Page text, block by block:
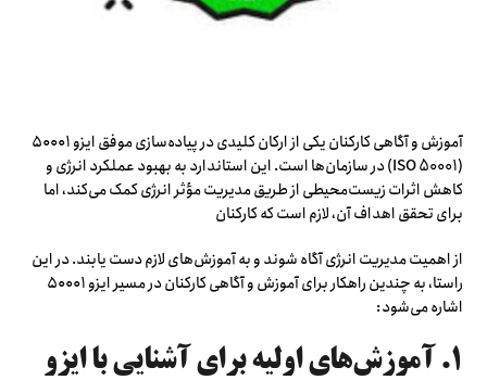
آموزش و آگاهی کارکنان یکی از ارکان کلیدی در پیاده‌سازی موفق ایزو ۵۰۰۰۱
(ISO 50001) در سازمان‌ها است. این استاندارد به بهبود عملکرد انرژی و
کاهش اثرات زیست‌محیطی از طریق مدیریت مؤثر انرژی کمک می‌کند، اما
برای تحقق اهداف آن، لازم است که کارکنان
از اهمیت مدیریت انرژی آگاه شوند و به آموزش‌های لازم دست یابند. در این
راستا، به چندین راهکار برای آموزش و آگاهی کارکنان در مسیر ایزو ۵۰۰۰۱
اشاره می‌شود:
۱. آموزش‌های اولیه برای آشنایی با ایزو